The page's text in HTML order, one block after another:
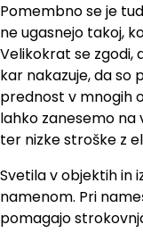
Pomembno se je
ne ugasnejo takoj,
Velikokrat se zgodi,
kar nakazuje, da so
prednost v mnogih
lahko zanesemo
ter nizke stroške z
Svetila v objektih in
namenom. Pri
pomagajo